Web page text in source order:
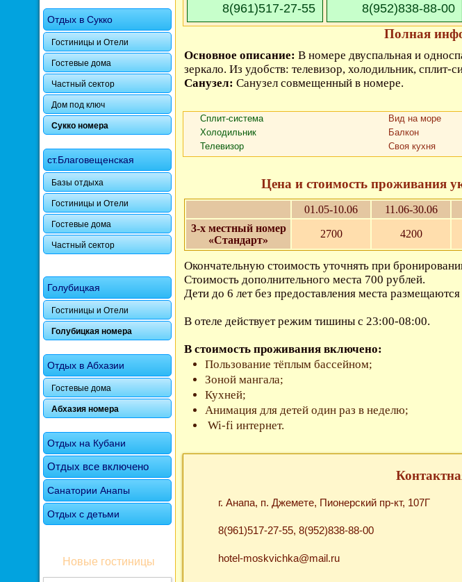
Отдых в Сукко
Гостиницы и Отели
Гостевые дома
Частный сектор
Дом под ключ
Сукко номера
ст.Благовещенская
Базы отдыха
Гостиницы и Отели
Гостевые дома
Частный сектор
Голубицкая
Гостиницы и Отели
Голубицкая номера
Отдых в Абхазии
Гостевые дома
Абхазия номера
Отдых на Кубани
Отдых все включено
Санатории Анапы
Отдых с детьми
Новые гостиницы
8(961)517-27-55
8(952)838-88-00
Полная
Основное описание: В номере двуспальная и
зеркало. Из удобств: телевизор, холодильник, сплит-
Санузел: Санузел совмещенный в номере.
Сплит-система
Холодильник
Телевизор
Вид на море
Балкон
Своя кухня
Цена и стоимость проживания
01.05-10.06 11.06-30.06
3-х местный номер
«Стандарт»
2700 4200
Окончательную стоимость уточнять при
Стоимость дополнительного места 700 рублей.
Дети до 6 лет без предоставления места размещаются
В отеле действует режим тишины с 23:00-08:00.
В стоимость проживания включено:
Пользование тёплым бассейном;
Зоной мангала;
Кухней;
Анимация для детей один раз в неделю;
Wi-fi интернет.
г. Анапа, п. Джемете, Пионерский пр-кт, 107Г
8(961)517-27-55, 8(952)838-88-00
hotel-moskvichka@mail.ru